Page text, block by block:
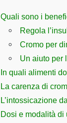
Quali sono i
Regola
Cromo per
Un aiuto per
In quali alimenti
La carenza di
L’intossicazione
Dosi e modalità di